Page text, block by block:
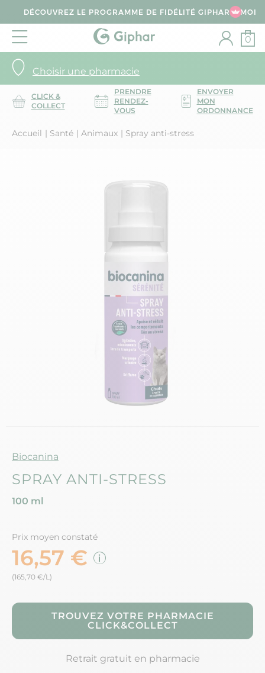
DÉCOUVREZ LE PROGRAMME DE FIDÉLITÉ GIPHAR & MOI
Choisir une pharmacie
0
CLICK &
COLLECT
PRENDRE
RENDEZ-
VOUS
ENVOYER
MON
ORDONNANCE
Accueil Santé Animaux Spray anti-stress
Marque
Biocanina
SPRAY ANTI-STRESS
100 ml
Prix moyen constaté
16,57 €
(165,70 €/L)
TROUVEZ VOTRE PHARMACIE
CLICK&COLLECT
Retrait gratuit en pharmacie